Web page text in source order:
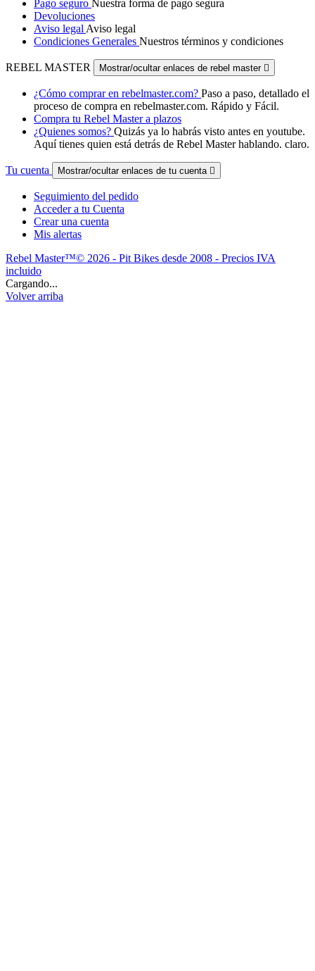
Pago seguro Nuestra forma de pago segura
Devoluciones
Aviso legal Aviso legal
Condiciones Generales Nuestros términos y condiciones
REBEL MASTER Mostrar/ocultar enlaces de rebel master 
¿Cómo comprar en rebelmaster.com? Paso a paso, detallado el
proceso de compra en rebelmaster.com. Rápido y Fácil.
Compra tu Rebel Master a plazos
¿Quienes somos? Quizás ya lo habrás visto antes en youtube.
Aquí tienes quien está detrás de Rebel Master hablando. claro.
Tu cuenta Mostrar/ocultar enlaces de tu cuenta 
Seguimiento del pedido
Acceder a tu Cuenta
Crear una cuenta
Mis alertas
Rebel Master™© 2026 - Pit Bikes desde 2008 - Precios IVA
incluido
Cargando...
Volver arriba